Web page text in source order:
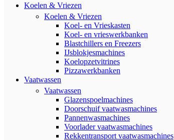
Koelen & Vriezen
Koelen & Vriezen
Koel- en Vrieskasten
Koel- en vrieswerkbanken
Blastchillers en Freezers
IJsblokjesmachines
Koelopzetvitrines
Pizzawerkbanken
Vaatwassen
Vaatwassen
Glazenspoelmachines
Doorschuif vaatwasmachines
Pannenwasmachines
Voorlader vaatwasmachines
Rekkentransport vaatwasmachines